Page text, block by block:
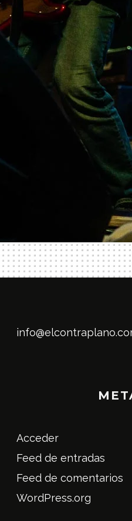
Acceder
Feed de entradas
Feed de comentarios
WordPress.org